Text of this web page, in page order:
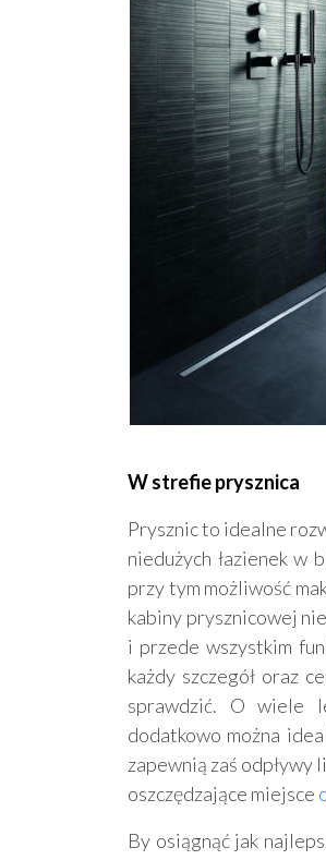
W strefie prysznica
Prysznic to idealne
niedużych łazienek w
przy tym możliwość
kabiny prysznicowej
i przede wszystkim
każdy szczegół oraz
sprawdzić. O wiele
dodatkowo można
zapewnią zaś odpływy
oszczędzające miejsce
By osiągnąć jak